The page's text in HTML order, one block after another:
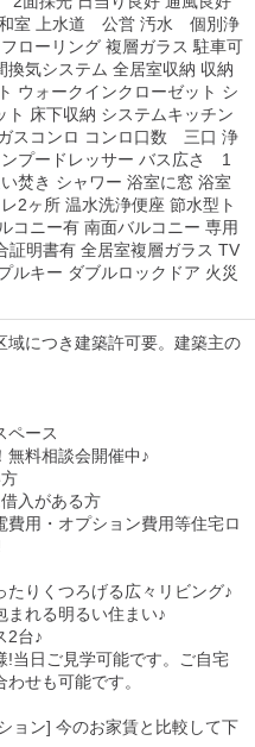
室 上水道 公営 汚水 個別浄
ローリング 複層ガラス 駐車可
気システム 全居室収納 収納
ウォークインクローゼット シ
ト 床下収納 システムキッチン
スコンロ コンロ口数 三口 浄
プードレッサー バス広さ 1
焚き シャワー 浴室に窓 浴室
2ヶ所 温水洗浄便座 節水型ト
ニー有 南面バルコニー 専用
証明書有 全居室複層ガラス TV
ルキー ダブルロックドア 火災
域につき建築許可要。建築主の
ペース
料相談会開催中♪
入がある方
用・オプション費用等住宅ロ
りくつろげる広々リビング♪
れる明るい住まい♪
2台♪
当日ご見学可能です。ご自宅
せも可能です。
ョン] 今のお家賃と比較して下